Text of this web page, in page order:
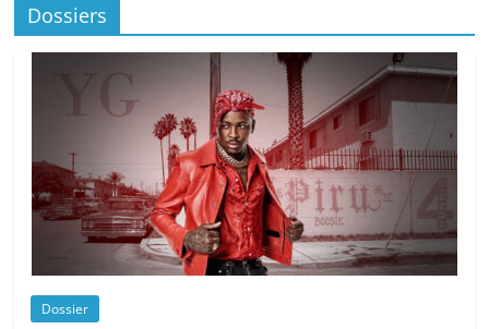
Dossiers
Dossier